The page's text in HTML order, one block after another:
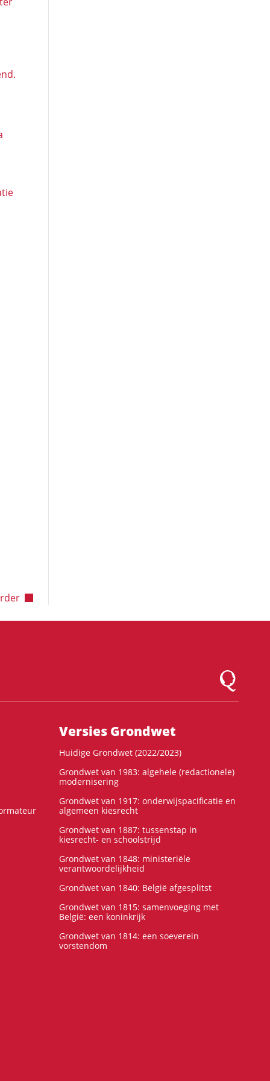
pagina
Logo
Versies Grondwet
Huidige Grondwet (2022/2023)
Grondwet van 1983: algehele (redactionele)
modernisering
Grondwet van 1917: onderwijspacificatie en
algemeen kiesrecht
Grondwet van 1887: tussenstap in
kiesrecht- en schoolstrijd
Grondwet van 1848: ministeriële
verantwoordelijkheid
Grondwet van 1840: België afgesplitst
Grondwet van 1815: samenvoeging met
België: een koninkrijk
Grondwet van 1814: een soeverein
vorstendom